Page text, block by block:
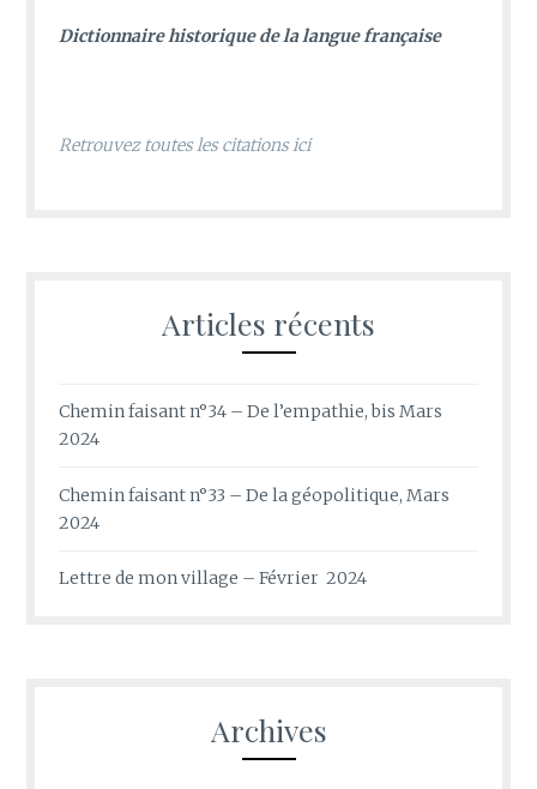
Dictionnaire historique de la langue française
Retrouvez toutes les citations ici
Articles récents
Chemin faisant n°34 – De l’empathie, bis Mars
2024
Chemin faisant n°33 – De la géopolitique, Mars
2024
Lettre de mon village – Février 2024
Archives